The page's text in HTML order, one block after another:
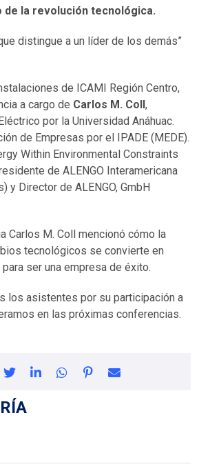
de la revolución tecnológica.
distingue a un líder de los demás”
de ICAMI Región Centro,
a cargo de Carlos M. Coll,
por la Universidad Anáhuac.
de Empresas por el IPADE (MEDE).
Within Environmental Constraints
de ALENGO Interamericana
y Director de ALENGO, GmbH
Carlos M. Coll mencionó cómo la
tecnológicos se convierte en
ser una empresa de éxito.
los asistentes por su participación a
en las próximas conferencias.